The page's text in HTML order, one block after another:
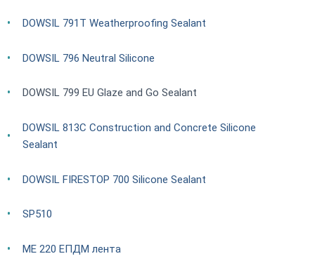
DOWSIL 791T Weatherproofing Sealant
DOWSIL 796 Neutral Silicone
DOWSIL 799 EU Glaze and Go Sealant
DOWSIL 813C Construction and Concrete Silicone
Sealant
DOWSIL FIRESTOP 700 Silicone Sealant
SP510
ME 220 ЕПДМ лента